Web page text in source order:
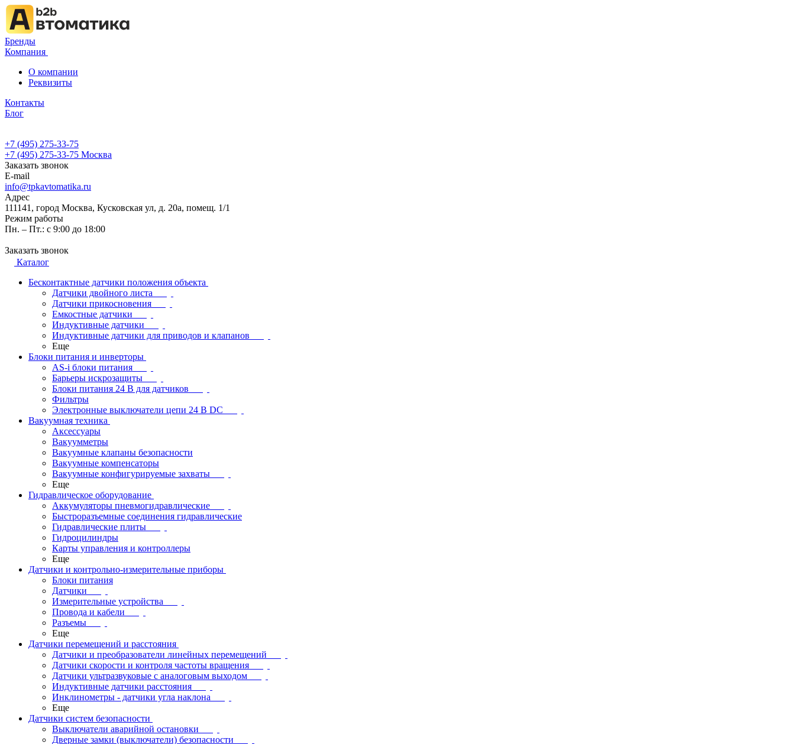
Бренды
Компания
О компании
Реквизиты
Контакты
Блог
+7 (495) 275-33-75
+7 (495) 275-33-75 Москва
Заказать звонок
E-mail
info@tpkavtomatika.ru
Адрес
111141, город Москва, Кусковская ул, д. 20а, помещ. 1/1
Режим работы
Пн. – Пт.: с 9:00 до 18:00
Заказать звонок
Каталог
Бесконтактные датчики положения объекта
Датчики двойного листа
Датчики прикосновения
Емкостные датчики
Индуктивные датчики
Индуктивные датчики для приводов и клапанов
Еще
Блоки питания и инверторы
AS-i блоки питания
Барьеры искрозащиты
Блоки питания 24 В для датчиков
Фильтры
Электронные выключатели цепи 24 В DC
Вакуумная техника
Аксессуары
Вакуумметры
Вакуумные клапаны безопасности
Вакуумные компенсаторы
Вакуумные конфигурируемые захваты
Еще
Гидравлическое оборудование
Аккумуляторы пневмогидравлические
Быстроразъемные соединения гидравлические
Гидравлические плиты
Гидроцилиндры
Карты управления и контроллеры
Еще
Датчики и контрольно-измерительные приборы
Блоки питания
Датчики
Измерительные устройства
Провода и кабели
Разъемы
Еще
Датчики перемещений и расстояния
Датчики и преобразователи линейных перемещений
Датчики скорости и контроля частоты вращения
Датчики ультразвуковые с аналоговым выходом
Индуктивные датчики расстояния
Инклинометры - датчики угла наклона
Еще
Датчики систем безопасности
Выключатели аварийной остановки
Дверные замки (выключатели) безопасности